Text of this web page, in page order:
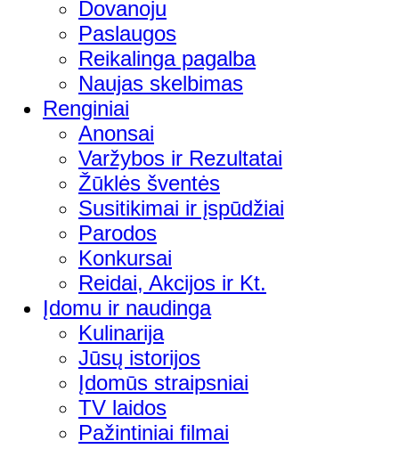
Dovanoju
Paslaugos
Reikalinga pagalba
Naujas skelbimas
Renginiai
Anonsai
Varžybos ir Rezultatai
Žūklės šventės
Susitikimai ir įspūdžiai
Parodos
Konkursai
Reidai, Akcijos ir Kt.
Įdomu ir naudinga
Kulinarija
Jūsų istorijos
Įdomūs straipsniai
TV laidos
Pažintiniai filmai